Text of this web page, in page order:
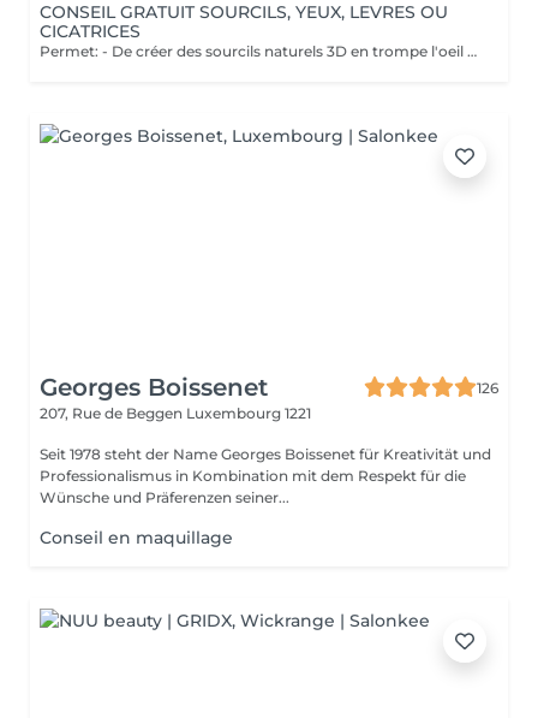
CONSEIL GRATUIT SOURCILS, YEUX, LEVRES OU
CICATRICES
Permet: - De créer des sourcils naturels 3D en trompe l'oeil en poils pour parfaire une ligne déjà existante en effet poudré. - De définir et volumiser vos lèvres dans des teintes nuées ou donner un effet légèrement maquillé. - Pour les yeux vous pouvez opter pour un trait fin au ras des cils pour un résultat discret ou un liner poudré pour un effet raffiné. Il est également possible de corriger des cicatrices. Notre esthéticienne Elodie pratique la micropigmentation digitale à ne pas confondre avec le microblading ( lame manuelle ) depuis plus de 10 ans. Pas d'effets tatouage, pas de pigments qui virent, pas de cicatrices. Cette méthode ne crée pas de cicatrices et permet d'insérer le pigment de manière douce dans la peau. Les pigments utilisés ne virent pas dans le temps et Elodie vous promet un résultat raffiné et non un effet marqué style "tatouage". Nous vous proposons un rendez-vous conseil gratuit afin de visualiser l'effet avec du maquillage et d'obtenir les réponses à vos questions.
Georges Boissenet
126
207, Rue de Beggen Luxembourg 1221
Seit 1978 steht der Name Georges Boissenet für Kreativität und
Professionalismus in Kombination mit dem Respekt für die
Wünsche und Präferenzen seiner...
Conseil en maquillage